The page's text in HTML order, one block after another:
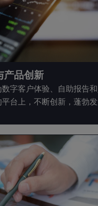
产品创新
字客户体验、自助报告
台上，不断创新，蓬勃发